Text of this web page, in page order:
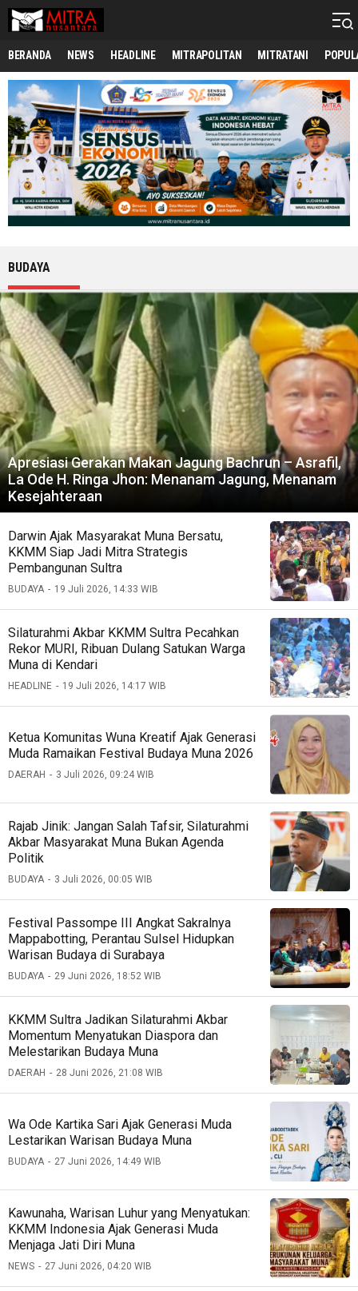
mitranusantara.id
Mitranya Masyarakat Indonesia
BERANDA NEWS HEADLINE MITRAPOLITAN MITRATANI
BUDAYA
Apresiasi Gerakan Makan Jagung Bachrun – Asrafil,
La Ode H. Ringa Jhon: Menanam Jagung, Menanam
Kesejahteraan
Darwin Ajak Masyarakat Muna Bersatu,
KKMM Siap Jadi Mitra Strategis
Pembangunan Sultra
BUDAYA 19 Juli 2026, 14:33 WIB
Silaturahmi Akbar KKMM Sultra Pecahkan
Rekor MURI, Ribuan Dulang Satukan Warga
Muna di Kendari
HEADLINE 19 Juli 2026, 14:17 WIB
Ketua Komunitas Wuna Kreatif Ajak Generasi
Muda Ramaikan Festival Budaya Muna 2026
DAERAH 3 Juli 2026, 09:24 WIB
Rajab Jinik: Jangan Salah Tafsir, Silaturahmi
Akbar Masyarakat Muna Bukan Agenda
Politik
BUDAYA 3 Juli 2026, 00:05 WIB
Festival Passompe III Angkat Sakralnya
Mappabotting, Perantau Sulsel Hidupkan
Warisan Budaya di Surabaya
BUDAYA 29 Juni 2026, 18:52 WIB
KKMM Sultra Jadikan Silaturahmi Akbar
Momentum Menyatukan Diaspora dan
Melestarikan Budaya Muna
DAERAH 28 Juni 2026, 21:08 WIB
Wa Ode Kartika Sari Ajak Generasi Muda
Lestarikan Warisan Budaya Muna
BUDAYA 27 Juni 2026, 14:49 WIB
Kawunaha, Warisan Luhur yang Menyatukan:
KKMM Indonesia Ajak Generasi Muda
Menjaga Jati Diri Muna
NEWS 27 Juni 2026, 04:20 WIB